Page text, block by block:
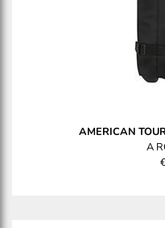
AMERICAN
A